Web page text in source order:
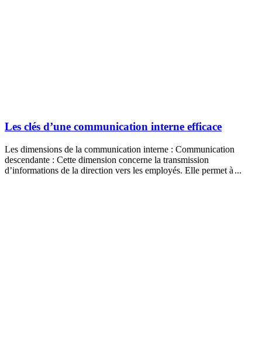
Les clés d’une communication interne efficace
Les dimensions de la communication interne : Communication
descendante : Cette dimension concerne la transmission
d’informations de la direction vers les employés. Elle permet à